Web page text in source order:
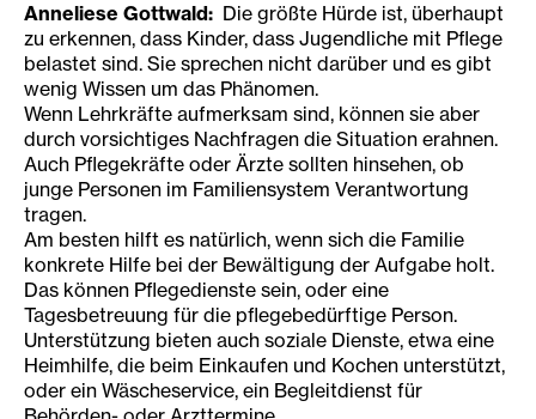
Anneliese Gottwald: Die größte Hürde ist, überhaupt
zu erkennen, dass Kinder, dass Jugendliche mit Pflege
belastet sind. Sie sprechen nicht darüber und es gibt
wenig Wissen um das Phänomen.
Wenn Lehrkräfte aufmerksam sind, können sie aber
durch vorsichtiges Nachfragen die Situation erahnen.
Auch Pflegekräfte oder Ärzte sollten hinsehen, ob
junge Personen im Familiensystem Verantwortung
tragen.
Am besten hilft es natürlich, wenn sich die Familie
konkrete Hilfe bei der Bewältigung der Aufgabe holt.
Das können Pflegedienste sein, oder eine
Tagesbetreuung für die pflegebedürftige Person.
Unterstützung bieten auch soziale Dienste, etwa eine
Heimhilfe, die beim Einkaufen und Kochen unterstützt,
oder ein Wäscheservice, ein Begleitdienst für